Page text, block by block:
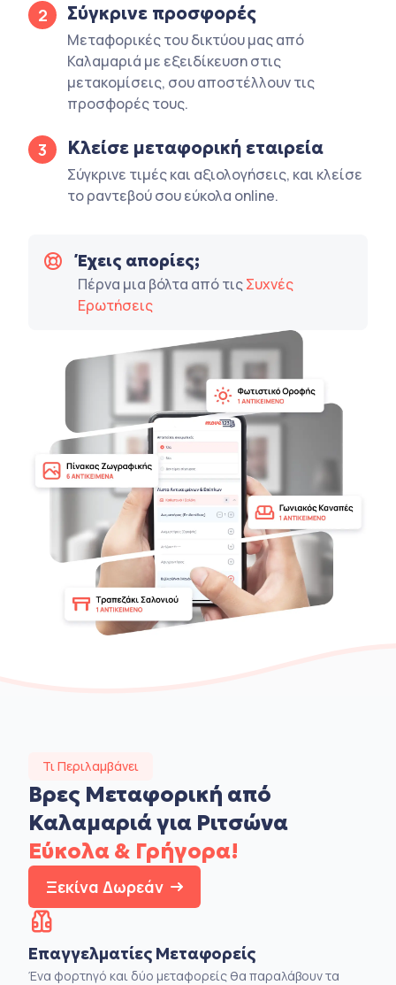
2 Σύγκρινε προσφορές
Μεταφορικές του δικτύου μας από
Καλαμαριά με εξειδίκευση στις
μετακομίσεις, σου αποστέλλουν τις
προσφορές τους.
3 Κλείσε μεταφορική εταιρεία
Σύγκρινε τιμές και αξιολογήσεις, και κλείσε
το ραντεβού σου εύκολα online.
Έχεις απορίες;
Πέρνα μια βόλτα από τιςΣυχνές
Ερωτήσεις
Τι Περιλαμβάνει
Βρες Μεταφορική από
Καλαμαριά για Ριτσώνα
Εύκολα & Γρήγορα!
Ξεκίνα Δωρεάν
Επαγγελματίες Μεταφορείς
Ένα φορτηγό και δύο μεταφορείς θα παραλάβουν τα